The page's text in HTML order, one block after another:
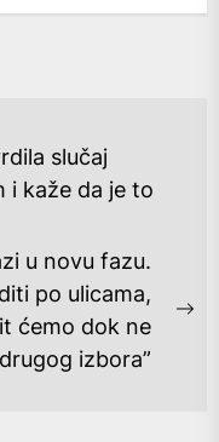
slučaj
i kaže da je to
u novu fazu.
po ulicama,
ćemo dok ne
izbora”